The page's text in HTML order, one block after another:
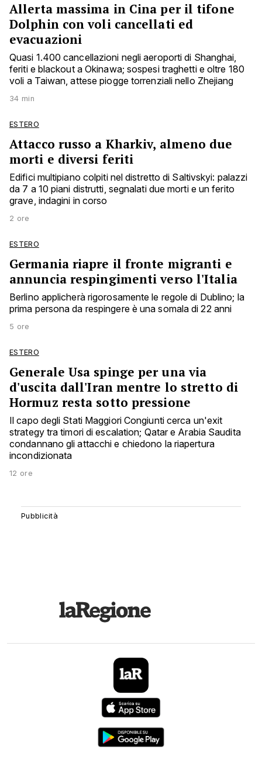
Allerta massima in Cina per il tifone
Dolphin con voli cancellati ed
evacuazioni
Quasi 1.400 cancellazioni negli aeroporti di Shanghai,
feriti e blackout a Okinawa; sospesi traghetti e oltre 180
voli a Taiwan, attese piogge torrenziali nello Zhejiang
34 min
ESTERO
Attacco russo a Kharkiv, almeno due
morti e diversi feriti
Edifici multipiano colpiti nel distretto di Saltivskyi: palazzi
da 7 a 10 piani distrutti, segnalati due morti e un ferito
grave, indagini in corso
2 ore
ESTERO
Germania riapre il fronte migranti e
annuncia respingimenti verso l'Italia
Berlino applicherà rigorosamente le regole di Dublino; la
prima persona da respingere è una somala di 22 anni
5 ore
ESTERO
Generale Usa spinge per una via
d'uscita dall'Iran mentre lo stretto di
Hormuz resta sotto pressione
Il capo degli Stati Maggiori Congiunti cerca un'exit
strategy tra timori di escalation; Qatar e Arabia Saudita
condannano gli attacchi e chiedono la riapertura
incondizionata
12 ore